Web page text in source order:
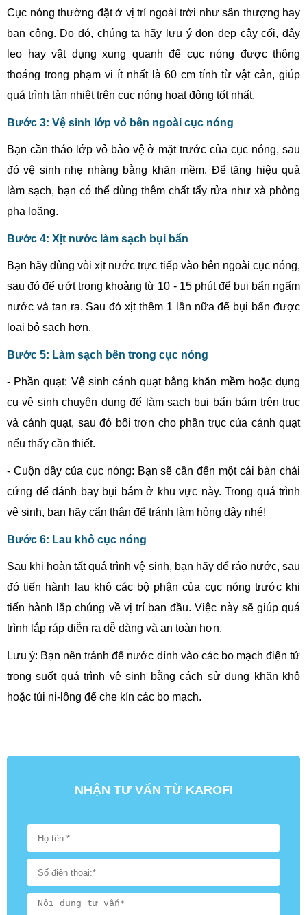
Cục nóng thường đặt ở vị trí ngoài trời như sân thượng hay
ban công. Do đó, chúng ta hãy lưu ý dọn dẹp cây cối, dây
leo hay vật dụng xung quanh để cục nóng được thông
thoáng trong phạm vi ít nhất là 60 cm tính từ vật cản, giúp
quá trình tản nhiệt trên cục nóng hoạt động tốt nhất.
Bước 3: Vệ sinh lớp vỏ bên ngoài cục nóng
Bạn cần tháo lớp vỏ bảo vệ ở mặt trước của cục nóng, sau
đó vệ sinh nhẹ nhàng bằng khăn mềm. Để tăng hiệu quả
làm sạch, bạn có thể dùng thêm chất tẩy rửa như xà phòng
pha loãng.
Bước 4: Xịt nước làm sạch bụi bẩn
Bạn hãy dùng vòi xịt nước trực tiếp vào bên ngoài cục nóng,
sau đó để ướt trong khoảng từ 10 - 15 phút để bụi bẩn ngấm
nước và tan ra. Sau đó xịt thêm 1 lần nữa để bụi bẩn được
loại bỏ sạch hơn.
Bước 5: Làm sạch bên trong cục nóng
- Phần quạt: Vệ sinh cánh quạt bằng khăn mềm hoặc dụng
cụ vệ sinh chuyên dụng để làm sạch bụi bẩn bám trên trục
và cánh quạt, sau đó bôi trơn cho phần trục của cánh quạt
nếu thấy cần thiết.
- Cuộn dây của cục nóng: Bạn sẽ cần đến một cái bàn chải
cứng để đánh bay bụi bám ở khu vực này. Trong quá trình
vệ sinh, bạn hãy cẩn thận để tránh làm hỏng dây nhé!
Bước 6: Lau khô cục nóng
Sau khi hoàn tất quá trình vệ sinh, bạn hãy để ráo nước, sau
đó tiến hành lau khô các bộ phận của cục nóng trước khi
tiến hành lắp chúng về vị trí ban đầu. Việc này sẽ giúp quá
trình lắp ráp diễn ra dễ dàng và an toàn hơn.
Lưu ý: Bạn nên tránh để nước dính vào các bo mạch điện tử
trong suốt quá trình vệ sinh bằng cách sử dụng khăn khô
hoặc túi ni-lông để che kín các bo mạch.
NHẬN TƯ VẤN TỪ KAROFI